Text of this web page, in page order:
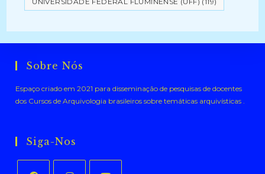
Sobre Nós
Espaço criado em 2021 para disseminação de pesquisas de docentes
dos Cursos de Arquivologia brasileiros sobre temáticas arquivísticas .
Siga-Nos